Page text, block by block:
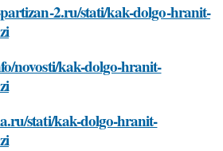
2.ru/stati/kak-dolgo-hranit-
novosti/kak-dolgo-hranit-
stati/kak-dolgo-hranit-